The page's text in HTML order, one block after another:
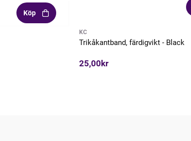
Köp
KC
Trikåkantband, färdigvikt - Black
25,00kr